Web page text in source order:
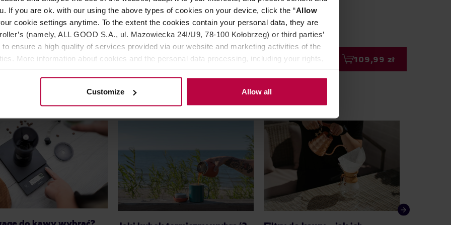
If you are ok. with our using the above types of cookies on your device, click the “Allow
cookie settings anytime. To the extent the cookies contain your personal data, they are
(namely, ALL GOOD S.A., ul. Mazowiecka 24I/U9, 78-100 Kołobrzeg) or third parties’
ensure a high quality of services provided via our website and marketing activities of the
More information about cookies and the personal data processing, including your rights,
Customize Allow all
119,90 zł
Najniższa cena: 59,99 zł
64,99 zł
90g
69,90 zł 109,99 zł